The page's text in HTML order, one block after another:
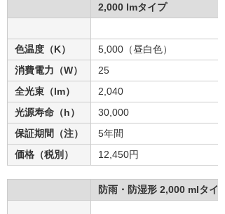
2,000 lmタイプ
色温度（K）
5,000（昼白色）
消費電力（W）
25
全光束（lm）
2,040
光源寿命（h）
30,000
保証期間（注）
5年間
価格（税別）
12,450円
防雨・防湿形 2,000 mlタイプ